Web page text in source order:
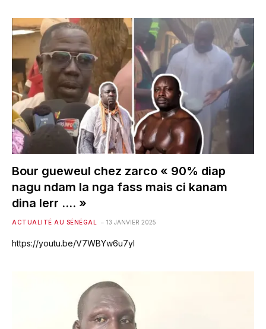
Bour gueweul chez zarco « 90% diap
nagu ndam la nga fass mais ci kanam
dina lerr …. »
ACTUALITÉ AU SÉNÉGAL 13 JANVIER 2025
https://youtu.be/V7WBYw6u7yI